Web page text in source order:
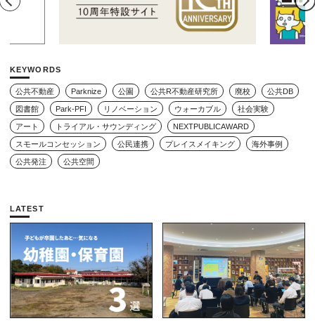
KEYWORDS
公共不動産 Parknize 公園 公共R不動産研究所 廃校 公共DB
図書館 Park-PFI リノベーション ウォーカブル 社会実験
アート トライアル・サウンディング NEXTPUBLICAWARD
スモールコンセッション 公民連携 プレイスメイキング 海外事例
公共発注 公共空間
LATEST